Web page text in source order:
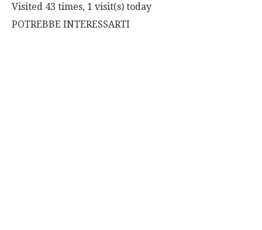
Visited 43 times, 1 visit(s) today
POTREBBE INTERESSARTI